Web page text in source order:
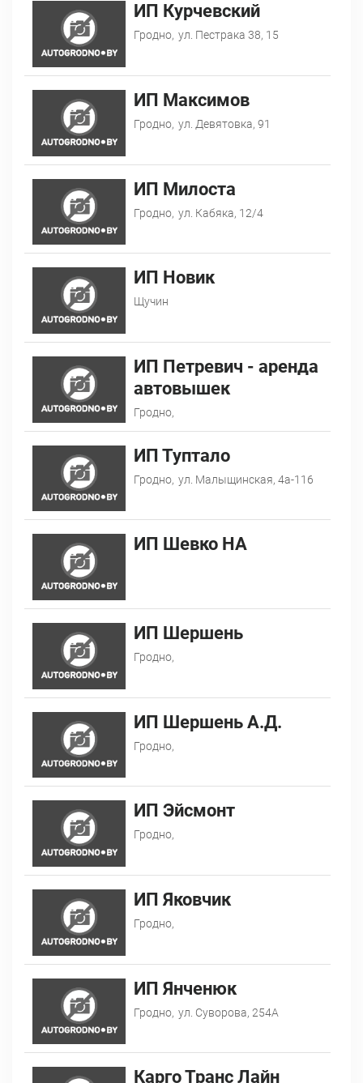
ИП Курчевский
Гродно, ул. Пестрака 38, 15
ИП Максимов
Гродно, ул. Девятовка, 91
ИП Милоста
Гродно, ул. Кабяка, 12/4
ИП Новик
Щучин
ИП Петревич - аренда
автовышек
Гродно,
ИП Туптало
Гродно, ул. Малыщинская, 4а-116
ИП Шевко НА
ИП Шершень
Гродно,
ИП Шершень А.Д.
Гродно,
ИП Эйсмонт
Гродно,
ИП Яковчик
Гродно,
ИП Янченюк
Гродно, ул. Суворова, 254А
Карго Транс Лайн